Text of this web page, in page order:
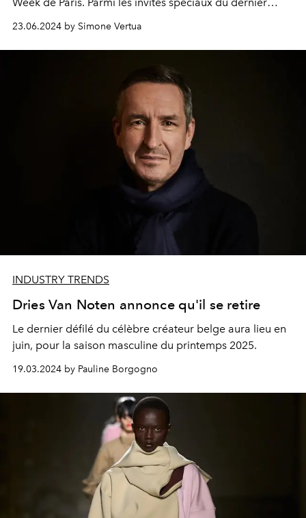
Browne, Pierpaolo Piccioli, Kris Van Assche, les deux
membres d'Anvers Ann Demeulemeester et Walter Van
23.06.2024 by Simone Vertua
INDUSTRY TRENDS
Dries Van Noten annonce qu'il se retire
Le dernier défilé du célèbre créateur belge aura lieu en
juin, pour la saison masculine du printemps 2025.
19.03.2024 by Pauline Borgogno